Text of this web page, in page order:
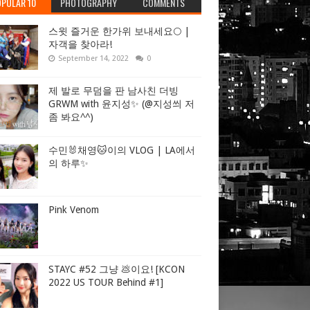
스윗 즐거운 한가위 보내세요🌕 |
자객을 찾아라!
September 14, 2022 0
제 발로 무덤을 판 남사친 더빙
GRWM with 윤지성✨ (@지성씌 저
좀 봐요^^)
수민🐰채영🐱이의 VLOG | LA에서
의 하루✨
Pink Venom
STAYC #52 그냥 💩이요! [KCON
2022 US TOUR Behind #1]